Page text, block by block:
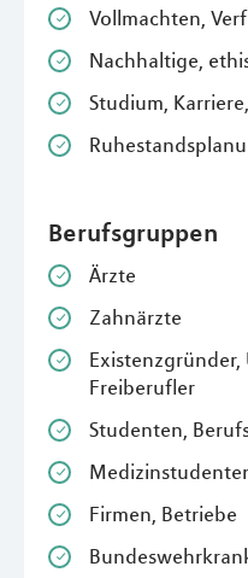
Vollmachten,
Nachhaltige,
Studium,
Berufsgruppen
Ärzte
Zahnärzte
Freiberufler
Studenten,
Firmen, Betriebe